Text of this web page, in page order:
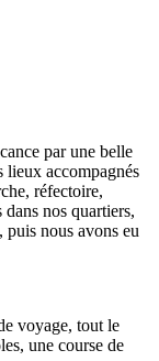
par une belle
lieux accompagnés
réfectoire,
nos quartiers,
puis nous avons eu
voyage, tout le
une course de